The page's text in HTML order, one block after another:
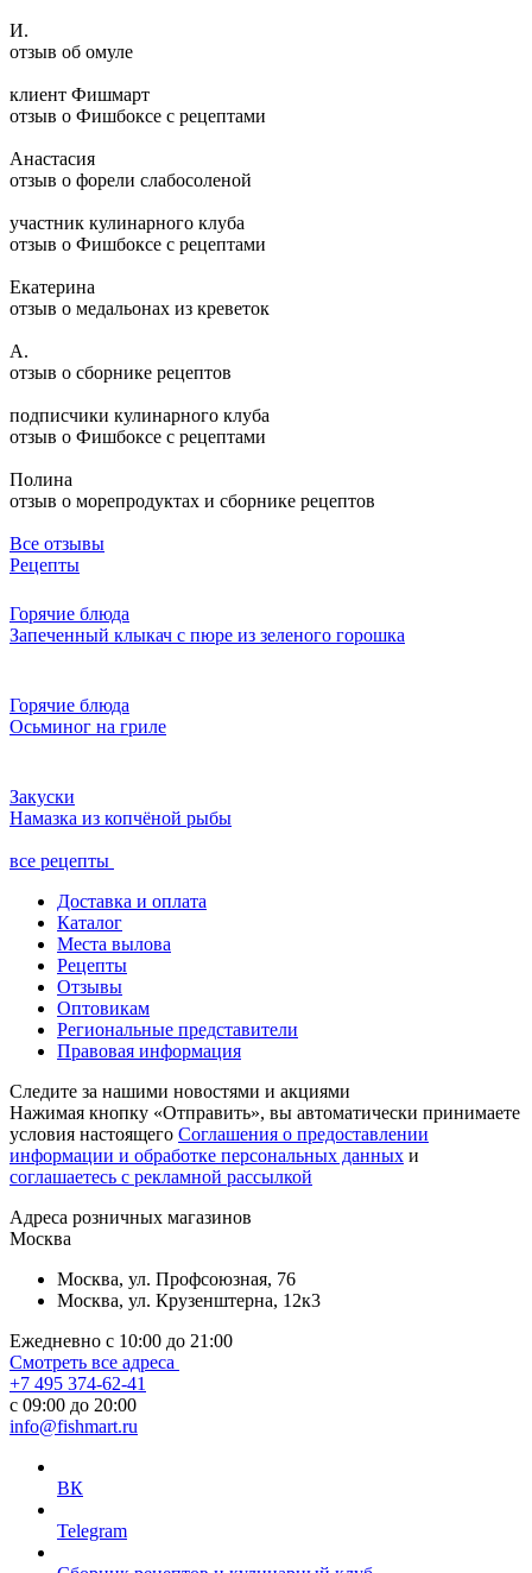
И.
отзыв об омуле
клиент Фишмарт
отзыв о Фишбоксе с рецептами
Анастасия
отзыв о форели слабосоленой
участник кулинарного клуба
отзыв о Фишбоксе с рецептами
Екатерина
отзыв о медальонах из креветок
А.
отзыв о сборнике рецептов
подписчики кулинарного клуба
отзыв о Фишбоксе с рецептами
Полина
отзыв о морепродуктах и сборнике рецептов
Все отзывы
Рецепты
Горячие блюда
Запеченный клыкач с пюре из зеленого горошка
Горячие блюда
Осьминог на гриле
Закуски
Намазка из копчёной рыбы
все рецепты
Доставка и оплата
Каталог
Места вылова
Рецепты
Отзывы
Оптовикам
Региональные представители
Правовая информация
Следите за нашими новостями и акциями
Нажимая кнопку «Отправить», вы автоматически принимаете
условия настоящего Cоглашения о предоставлении
информации и обработке персональных данных и
соглашаетесь с рекламной рассылкой
Aдреса розничных магазинов
Москва
Москва, ул. Профсоюзная, 76
Москва, ул. Крузенштерна, 12к3
Ежедневно с 10:00 до 21:00
Смотреть все адреса
+7 495 374-62-41
c 09:00 до 20:00
info@fishmart.ru
ВК
Telegram